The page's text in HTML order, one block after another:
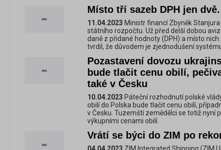
Místo tří sazeb DPH jen
11.04.2023 Ministr financí Zbyněk
státního rozpočtu. Už před delší dobou
daně z přidané hodnoty (DPH) a místo
tvrdil, že důvodem je zjednodušení
Pozastavení dovozu
bude tlačit cenu obilí,
také v Česku
10.04.2023 Páteční rozhodnutí polské
obilí do Polska bude tlačit cenu obilí,
v Česku. Tuzemští zemědělci se totiž nyní
výkupními cenami obilí.
Vrátí se býci do ZIM po